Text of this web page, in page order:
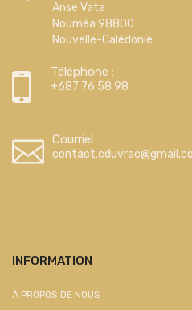
Anse Vata
Nouméa 98800
Nouvelle-Calédonie
Téléphone :
+687 76 58 98
Courriel :
INFORMATION
À PROPOS DE NOUS